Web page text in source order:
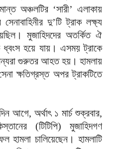
অঞ্চলটির ‘সারী’ এলাকায়
সেনাবাহিনীর দু’টি ট্রাক লক্ষ্য
মুজাহিদদের অতর্কিত ঐ
ধ্বংস হয়ে যায়। এসময় ট্রাকে
গুরুতর আহত হয়। হামলায়
ক্ষতিগ্রস্ত অপর ট্রাকটিতে
আগে, অর্থাৎ ১ মার্চ শুক্রবার,
(টিটিপি) মুজাহিদগণ
চালিয়েছেন। হামলাটি